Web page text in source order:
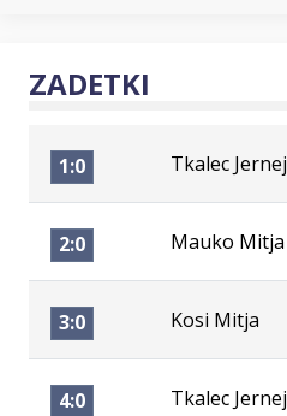
ZADETKI
1:0 Tkalec Jernej
2:0 Mauko Mitja
3:0 Kosi Mitja
4:0 Tkalec Jernej